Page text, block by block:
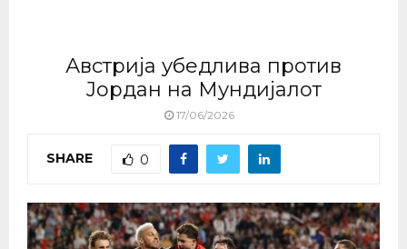
Австрија убедлива против
Јордан на Мундијалот
17/06/2026
SHARE 0